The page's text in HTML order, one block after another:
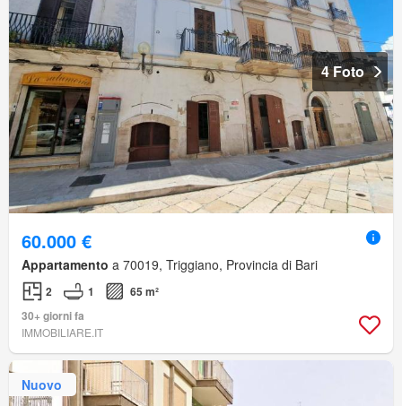
4 Foto
60.000 €
Appartamento a 70019, Triggiano, Provincia di Bari
2 1
65 m²
30+ giorni fa
IMMOBILIARE.IT
Nuovo